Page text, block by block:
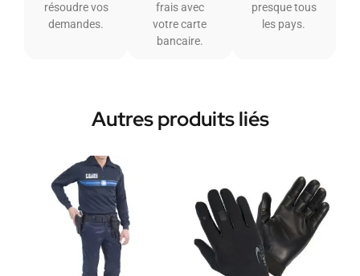
résoudre vos
demandes.
frais avec
votre carte
bancaire.
presque tous
les pays.
Autres produits liés